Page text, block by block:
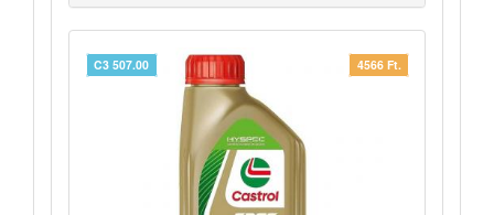
4566 Ft.
C3 507.00